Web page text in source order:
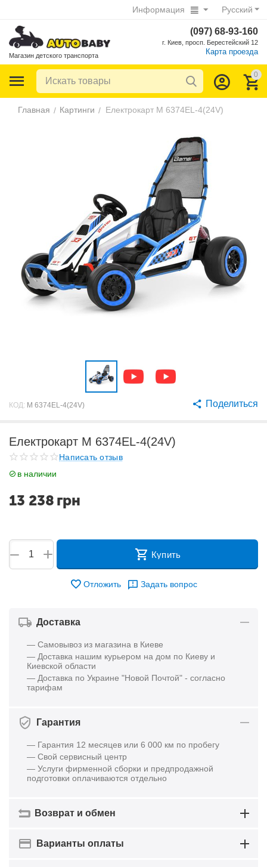
Русский
Информация
Магазин детского транспорта
(097) 68-93-160
г. Киев, просп. Берестейский 12
Карта проезда
0
Главная / Картинги / Електрокарт M 6374EL-4(24V)
КОД: M 6374EL-4(24V) Поделиться
Електрокарт M 6374EL-4(24V)
Написать отзыв
в наличии
13 238 грн
+
− Купить
Отложить Задать вопрос
Доставка
— Самовывоз из магазина в Киеве
— Доставка нашим курьером на дом по Киеву и
Киевской области
— Доставка по Украине "Новой Почтой" - согласно
тарифам
Гарантия
— Гарантия 12 месяцев или 6 000 км по пробегу
— Свой сервисный центр
— Услуги фирменной сборки и предпродажной
подготовки оплачиваются отдельно
Возврат и обмен
Варианты оплаты